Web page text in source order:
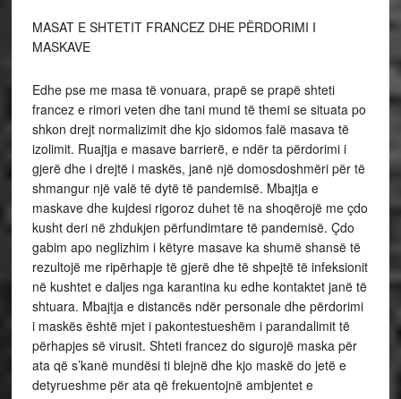
MASAT E SHTETIT FRANCEZ DHE PËRDORIMI I
MASKAVE
Edhe pse me masa të vonuara, prapë se prapë shteti
francez e rimori veten dhe tani mund të themi se situata po
shkon drejt normalizimit dhe kjo sidomos falë masava të
izolimit. Ruajtja e masave barrierë, e ndër ta përdorimi i
gjerë dhe i drejtë i maskës, janë një domosdoshmëri për të
shmangur një valë të dytë të pandemisë. Mbajtja e
maskave dhe kujdesi rigoroz duhet të na shoqërojë me çdo
kusht deri në zhdukjen përfundimtare të pandemisë. Çdo
gabim apo neglizhim i këtyre masave ka shumë shansë të
rezultojë me ripërhapje të gjerë dhe të shpejtë të infeksionit
në kushtet e daljes nga karantina ku edhe kontaktet janë të
shtuara. Mbajtja e distancës ndër personale dhe përdorimi
i maskës është mjet i pakontestueshëm i parandalimit të
përhapjes së virusit. Shteti francez do sigurojë maska për
ata që s’kanë mundësi ti blejnë dhe kjo maskë do jetë e
detyrueshme për ata që frekuentojnë ambjentet e